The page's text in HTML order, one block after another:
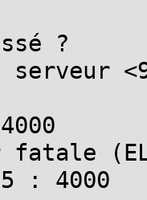
?
serveur
: 4000